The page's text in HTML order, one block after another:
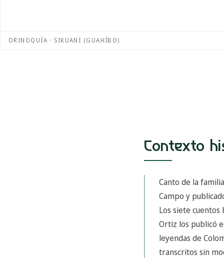
ORINOQUÍA · SIKUANI (GUAHÍBO)
Contexto
Canto de la
Campo y
Los siete cuentos
Ortiz los publicó
leyendas de
transcritos sin